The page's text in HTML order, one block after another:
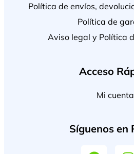
Política de envíos,
Política de
Aviso legal y Política
Acceso
Mi cuenta
Síguenos en